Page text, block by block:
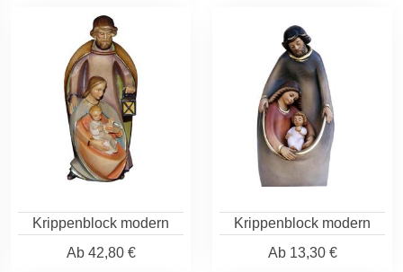
Krippenblock modern
Ab42,80 €
Krippenblock modern
Ab13,30 €